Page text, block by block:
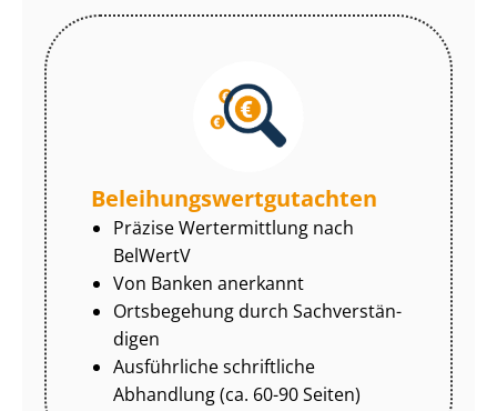
Be­lei­hungs­wert­gut­ach­ten
Präzise Wertermittlung nach
BelWertV
Von Banken anerkannt
Ortsbegehung durch Sach­ver­stän­
di­gen
Ausführliche schriftliche
Abhandlung (ca. 60-90 Seiten)